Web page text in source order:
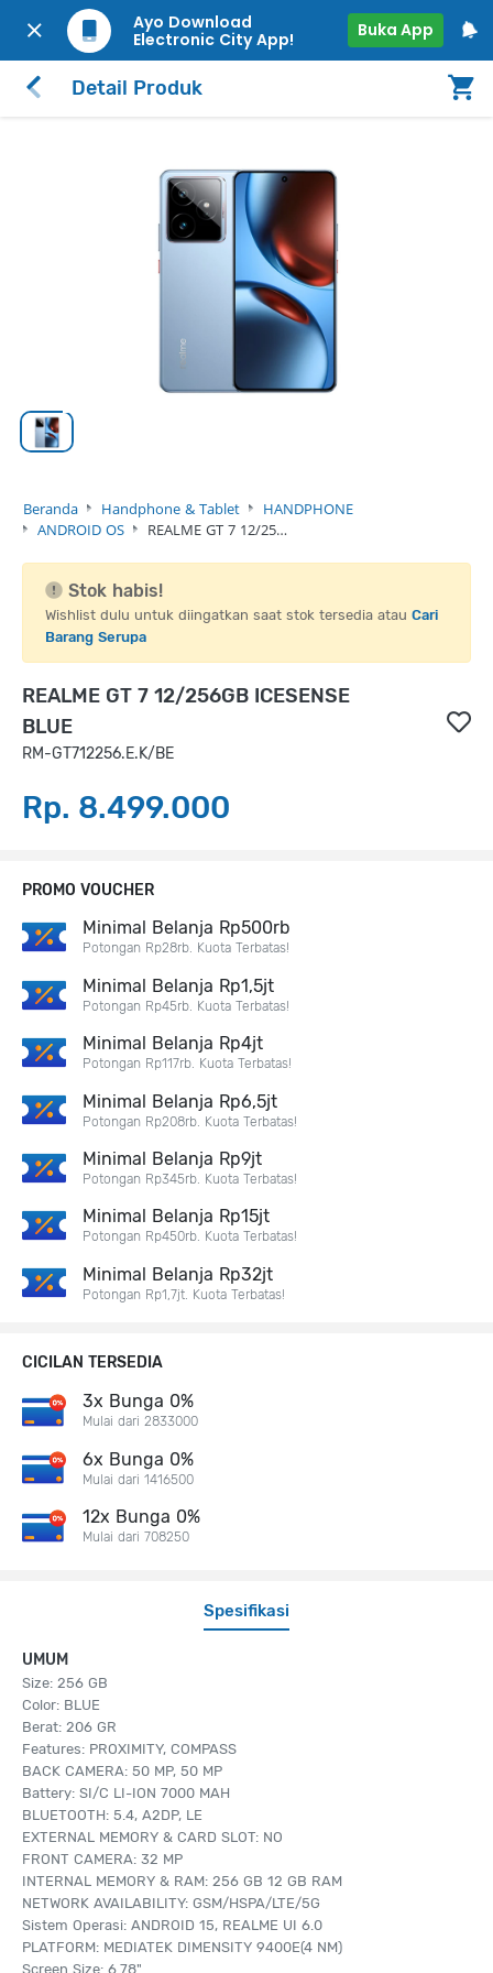
Ayo Download
Electronic City App!
Buka App
Detail Produk
Beranda Handphone & Tablet
HANDPHONE
ANDROID OS
REALME GT 7 12/25…
Stok habis!
Wishlist dulu untuk diingatkan saat stok tersedia atau Cari
Barang Serupa
REALME GT 7 12/256GB ICESENSE
BLUE
RM-GT712256.E.K/BE
Rp. 8.499.000
Spesifikasi
UMUM
Size: 256 GB
Color: BLUE
Berat: 206 GR
Features: PROXIMITY, COMPASS
BACK CAMERA: 50 MP, 50 MP
Battery: SI/C LI-ION 7000 MAH
BLUETOOTH: 5.4, A2DP, LE
EXTERNAL MEMORY & CARD SLOT: NO
FRONT CAMERA: 32 MP
INTERNAL MEMORY & RAM: 256 GB 12 GB RAM
NETWORK AVAILABILITY: GSM/HSPA/LTE/5G
Sistem Operasi: ANDROID 15, REALME UI 6.0
PLATFORM: MEDIATEK DIMENSITY 9400E(4 NM)
Screen Size: 6.78"
PROMO VOUCHER
Minimal Belanja Rp500rb
Potongan Rp28rb. Kuota Terbatas!
Minimal Belanja Rp1,5jt
Potongan Rp45rb. Kuota Terbatas!
Minimal Belanja Rp4jt
Potongan Rp117rb. Kuota Terbatas!
Minimal Belanja Rp6,5jt
Potongan Rp208rb. Kuota Terbatas!
Minimal Belanja Rp9jt
Potongan Rp345rb. Kuota Terbatas!
Minimal Belanja Rp15jt
Potongan Rp450rb. Kuota Terbatas!
Minimal Belanja Rp32jt
Potongan Rp1,7jt. Kuota Terbatas!
CICILAN TERSEDIA
3x Bunga 0%
Mulai dari 2833000
6x Bunga 0%
Mulai dari 1416500
12x Bunga 0%
Mulai dari 708250